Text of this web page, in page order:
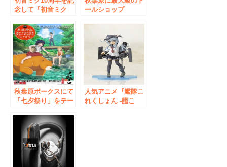
念して『初音ミク
コラボ ストア in ア
トレ秋葉原』が開
催！
ールショップ
葉原」ラジオ会館に
7月1日復活
秋葉原ボークスにて
「七夕祭り」をテー
こ」のイベントが開
催決定！ 会場限定
のイベントグッズな
どが盛りだくさん！
～7月12日
人気アニメ『艦隊こ
れくしょん -艦こ